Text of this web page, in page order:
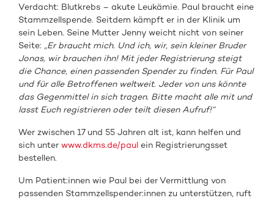
Verdacht: Blutkrebs – akute Leukämie. Paul braucht eine
Stammzellspende. Seitdem kämpft er in der Klinik um
sein Leben. Seine Mutter Jenny weicht nicht von seiner
Seite: „Er braucht mich. Und ich, wir, sein kleiner Bruder
Jonas, wir brauchen ihn! Mit jeder Registrierung steigt
die Chance, einen passenden Spender zu finden. Für Paul
und für alle Betroffenen weltweit. Jeder von uns könnte
das Gegenmittel in sich tragen. Bitte macht alle mit und
lasst Euch registrieren oder teilt diesen Aufruf!“
Wer zwischen 17 und 55 Jahren alt ist, kann helfen und
sich unterwww.dkms.de/paul ein Registrierungsset
bestellen.
Um Patient:innen wie Paul bei der Vermittlung von
passenden Stammzellspender:innen zu unterstützen, ruft